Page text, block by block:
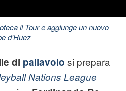
il Tour e aggiunge un nuovo
d'Huez
di pallavolo si prepara
Nations League